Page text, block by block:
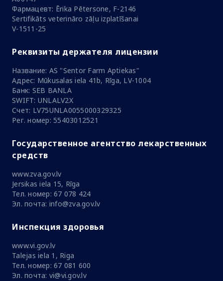
Фармацевт: Ērika Pētersone, F-2146
Sertifikāts veterināro zāļu izplatīšanai
V-1511-25
Реквизиты держателя лицензии
Название: AS "Sentor Farm Aptiekas"
Адрес: Mūkusalas iela 41b, Rīga, LV-1004
Банк: SEB BANLA
SWIFT: UNLALV2X
Счет: LV75UNLA0055000329325
Рег. номер: 55403012521
Государственное агентство лекарственных
средств
www.zva.gov.lv
Jersikas iela 15, Rīga
Тел. номер: 67 078 424
Эл. почта: info@zva.gov.lv
Инспекция здоровья
www.vi.gov.lv
Talejas iela 1, Riga
Тел. номер: 67 081 600
Эл. почта: vi@vi.gov.lv